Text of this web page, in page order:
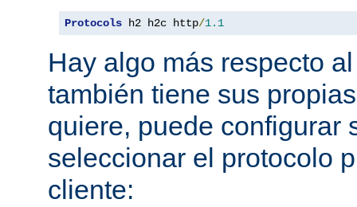
Protocols h2 h2c http/1.1
Hay algo más respecto
también tiene sus
quiere, puede configurar
seleccionar el protocolo
cliente: